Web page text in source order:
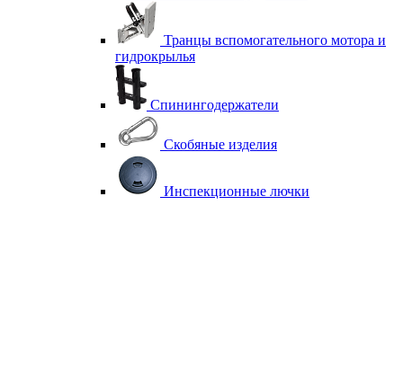
Транцы вспомогательного мотора и
гидрокрылья
Спинингодержатели
Скобяные изделия
Инспекционные лючки